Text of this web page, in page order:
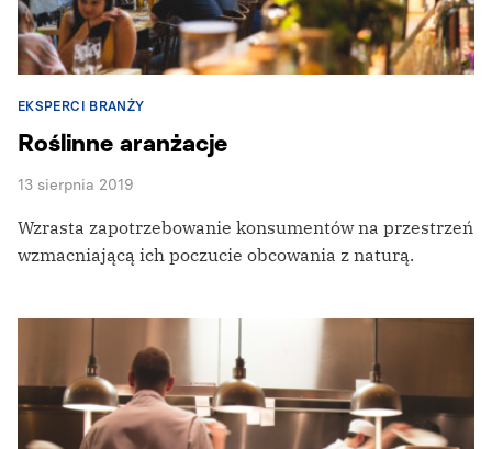
EKSPERCI BRANŻY
Roślinne aranżacje
13 sierpnia 2019
Wzrasta zapotrzebowanie konsumentów na przestrzeń
wzmacniającą ich poczucie obcowania z naturą.